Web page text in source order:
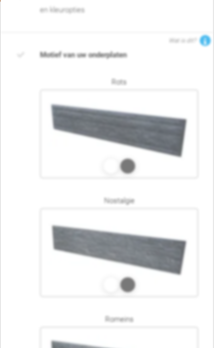
en kleuropties
Wat is dit?
Motief van uw onderplaten
Rots
Nostalgie
Romeins